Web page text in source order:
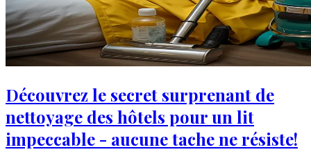
Découvrez le secret surprenant de
nettoyage des hôtels pour un lit
impeccable - aucune tache ne résiste!